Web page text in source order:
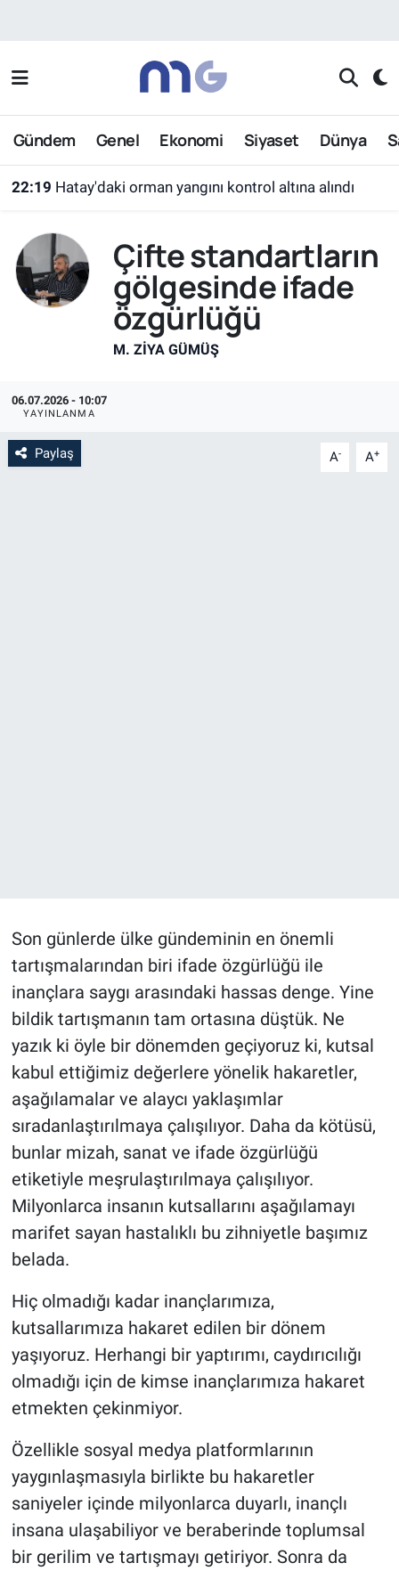
Gündem Genel Ekonomi Siyaset Dünya
22:19 Hatay'daki orman yangını kontrol altına alındı
Çifte standartların
gölgesinde ifade
özgürlüğü
M. ZIYA GÜMÜŞ
06.07.2026 - 10:07
YAYINLANMA
Paylaş A- A+
Son günlerde ülke gündeminin en önemli
tartışmalarından biri ifade özgürlüğü ile
inançlara saygı arasındaki hassas denge. Yine
bildik tartışmanın tam ortasına düştük. Ne
yazık ki öyle bir dönemden geçiyoruz ki, kutsal
kabul ettiğimiz değerlere yönelik hakaretler,
aşağılamalar ve alaycı yaklaşımlar
sıradanlaştırılmaya çalışılıyor. Daha da kötüsü,
bunlar mizah, sanat ve ifade özgürlüğü
etiketiyle meşrulaştırılmaya çalışılıyor.
Milyonlarca insanın kutsallarını aşağılamayı
marifet sayan hastalıklı bu zihniyetle başımız
belada.
Hiç olmadığı kadar inançlarımıza,
kutsallarımıza hakaret edilen bir dönem
yaşıyoruz. Herhangi bir yaptırımı, caydırıcılığı
olmadığı için de kimse inançlarımıza hakaret
etmekten çekinmiyor.
Özellikle sosyal medya platformlarının
yaygınlaşmasıyla birlikte bu hakaretler
saniyeler içinde milyonlarca duyarlı, inançlı
insana ulaşabiliyor ve beraberinde toplumsal
bir gerilim ve tartışmayı getiriyor. Sonra da
Nöbetçi Eczaneler
Hava Durumu
Süper Lig Puan Durumu ve Fikstür
Tüm Manşetler
Son Dakika Haberleri